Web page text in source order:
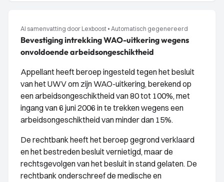
AI samenvatting door Lexboost • Automatisch gegenereerd
Bevestiging intrekking WAO-uitkering wegens
onvoldoende arbeidsongeschiktheid
Appellant heeft beroep ingesteld tegen het besluit
van het UWV om zijn WAO-uitkering, berekend op
een arbeidsongeschiktheid van 80 tot 100%, met
ingang van 6 juni 2006 in te trekken wegens een
arbeidsongeschiktheid van minder dan 15%.
De rechtbank heeft het beroep gegrond verklaard
en het bestreden besluit vernietigd, maar de
rechtsgevolgen van het besluit in stand gelaten. De
rechtbank onderschreef de medische en